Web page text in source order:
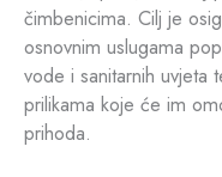
čimbenicima. Cilj je
osnovnim uslugama
vode i sanitarnih uvjeta
prilikama koje će im
prihoda.